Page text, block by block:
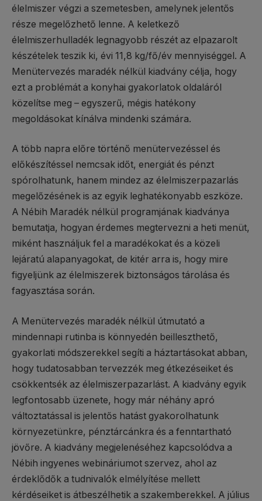
élelmiszer végzi a szemetesben, amelynek jelentős
része megelőzhető lenne. A keletkező
élelmiszerhulladék legnagyobb részét az elpazarolt
készételek teszik ki, évi 11,8 kg/fő/év mennyiséggel. A
Menütervezés maradék nélkül kiadvány célja, hogy
ezt a problémát a konyhai gyakorlatok oldaláról
közelítse meg – egyszerű, mégis hatékony
megoldásokat kínálva mindenki számára.
A több napra előre történő menütervezéssel és
előkészítéssel nemcsak időt, energiát és pénzt
spórolhatunk, hanem mindez az élelmiszerpazarlás
megelőzésének is az egyik leghatékonyabb eszköze.
A Nébih Maradék nélkül programjának kiadványa
bemutatja, hogyan érdemes megtervezni a heti menüt,
miként használjuk fel a maradékokat és a közeli
lejáratú alapanyagokat, de kitér arra is, hogy mire
figyeljünk az élelmiszerek biztonságos tárolása és
fagyasztása során.
A Menütervezés maradék nélkül útmutató a
mindennapi rutinba is könnyedén beilleszthető,
gyakorlati módszerekkel segíti a háztartásokat abban,
hogy tudatosabban tervezzék meg étkezéseiket és
csökkentsék az élelmiszerpazarlást. A kiadvány egyik
legfontosabb üzenete, hogy már néhány apró
változtatással is jelentős hatást gyakorolhatunk
környezetünkre, pénztárcánkra és a fenntartható
jövőre. A kiadvány megjelenéséhez kapcsolódva a
Nébih ingyenes webináriumot szervez, ahol az
érdeklődők a tudnivalók elmélyítése mellett
kérdéseiket is átbeszélhetik a szakemberekkel. A július